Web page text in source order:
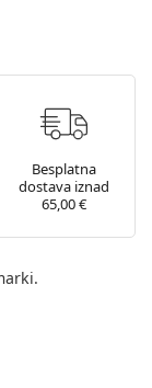
Besplatna
dostava iznad
65,00 €